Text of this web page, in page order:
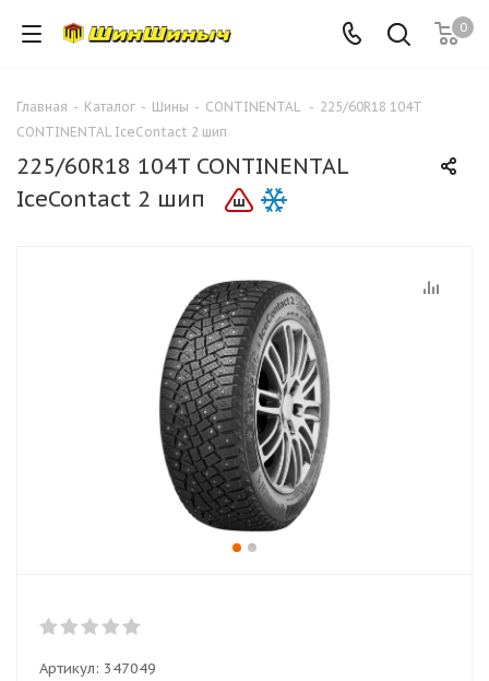
0
Главная - Каталог - Шины - CONTINENTAL - 225/60R18 104T
CONTINENTAL IceContact 2 шип
225/60R18 104T CONTINENTAL
IceContact 2 шип
Артикул: 347049